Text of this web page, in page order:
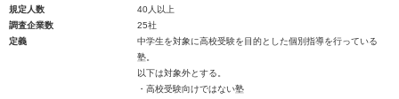
規定人数
40人以上
調査企業数
25社
定義
中学生を対象に高校受験を目的とした個別指導を行っている
塾。
以下は対象外とする。
・高校受験向けではない塾